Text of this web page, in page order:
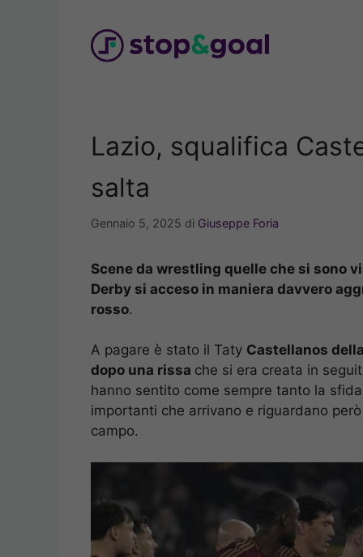
Lazio, squalifica
salta
Gennaio 5, 2025 di Giuseppe Foria
Scene da wrestling quelle che si sono
Derby si acceso in maniera davvero
rosso.
A pagare è stato il Taty Castellanos
dopo una rissa che si era creata in
hanno sentito come sempre tanto la
importanti che arrivano e riguardano
campo.